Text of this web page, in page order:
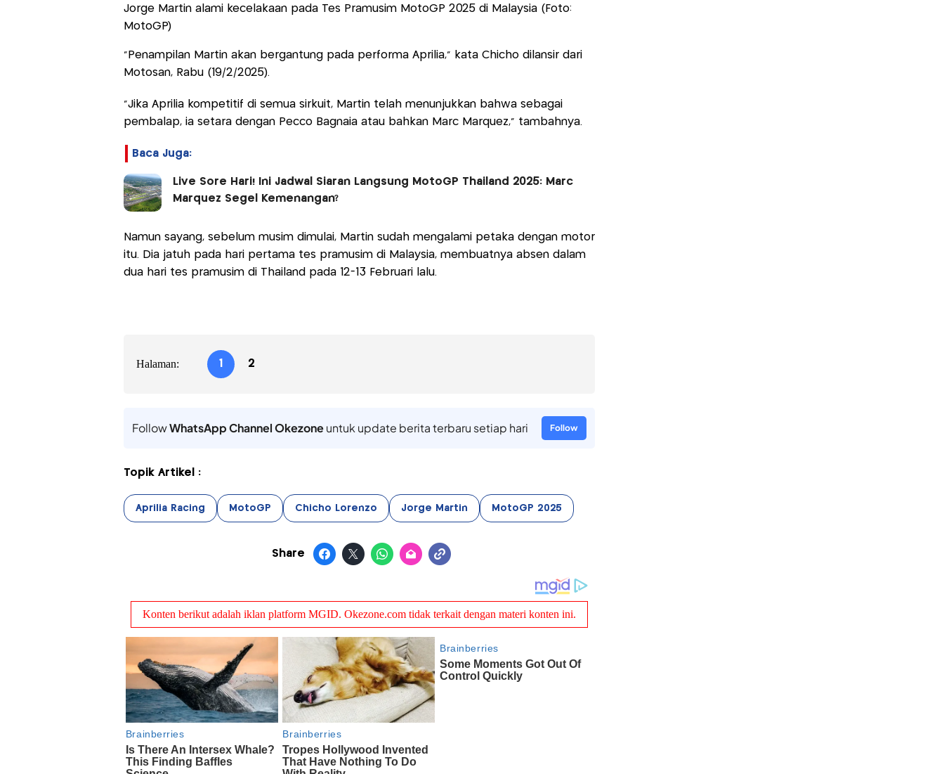
Jorge Martin alami kecelakaan pada Tes Pramusim MotoGP 2025 di Malaysia (Foto:
MotoGP)
"Penampilan Martín akan bergantung pada performa Aprilia," kata Chicho dilansir dari
Motosan, Rabu (19/2/2025).
"Jika Aprilia kompetitif di semua sirkuit, Martín telah menunjukkan bahwa sebagai
pembalap, ia setara dengan Pecco Bagnaia atau bahkan Marc Márquez," tambahnya.
Baca Juga:
Live Sore Hari! Ini Jadwal Siaran Langsung MotoGP Thailand 2025: Marc
Marquez Segel Kemenangan?
Namun sayang, sebelum musim dimulai, Martin sudah mengalami petaka dengan motor
itu. Dia jatuh pada hari pertama tes pramusim di Malaysia, membuatnya absen dalam
dua hari tes pramusim di Thailand pada 12-13 Februari lalu.
Halaman: 1 2
FollowWhatsApp Channel Okezoneuntuk update berita terbaru setiap hari Follow
Topik Artikel :
Aprilia Racing MotoGP Chicho Lorenzo Jorge Martin MotoGP 2025
Share